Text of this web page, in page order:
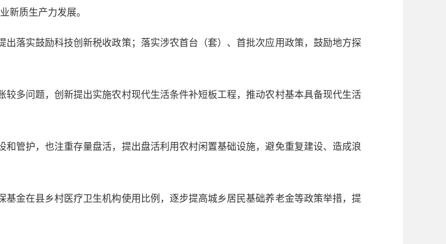
新质生产力发展。
实鼓励科技创新税收政策；落实涉农首台（套）、首批次应用政策，鼓励地方探
问题，创新提出实施农村现代生活条件补短板工程，推动农村基本具备现代生活
护，也注重存量盘活，提出盘活利用农村闲置基础设施，避免重复建设、造成浪
在县乡村医疗卫生机构使用比例，逐步提高城乡居民基础养老金等政策举措，提